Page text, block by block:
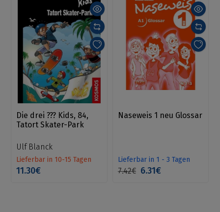
Die drei ??? Kids, 84,
Tatort Skater-Park
Ulf Blanck
Lieferbar in 10-15 Tagen
11.30€
Naseweis 1 neu Glossar
Lieferbar in 1 - 3 Tagen
7.42€ 6.31€